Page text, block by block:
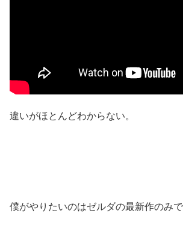
違いがほとんどわからない。
僕がやりたいのはゼルダの最新作のみで